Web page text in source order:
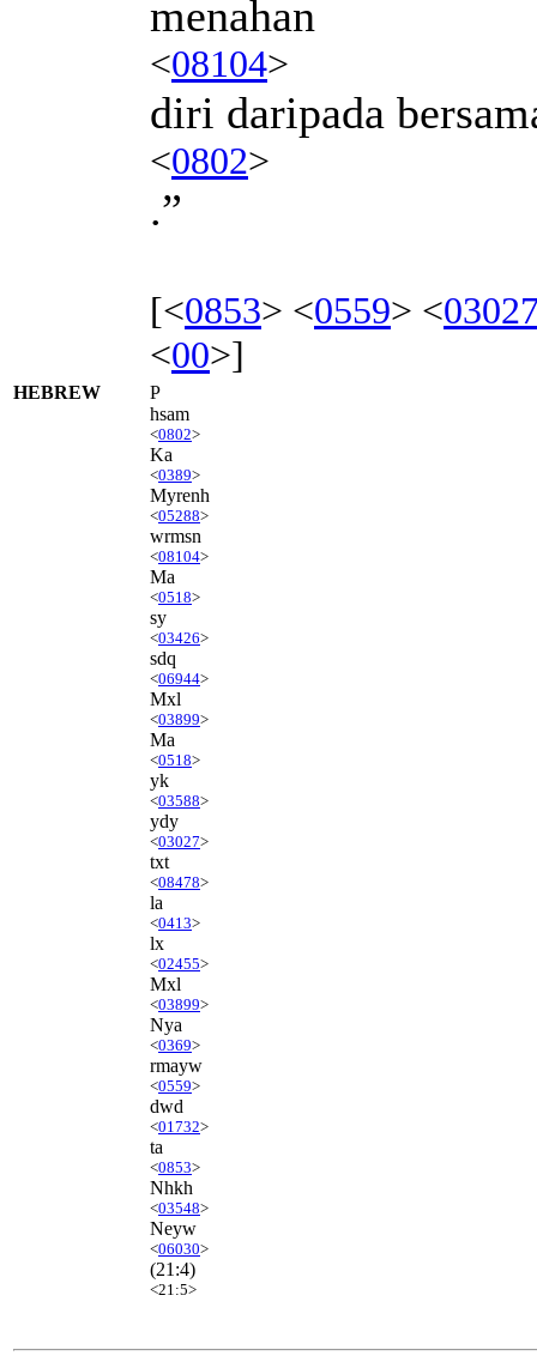
menahan
<08104>
diri daripada
<0802>
.”
[<0853> <0559> <
<00>]
HEBREW
P
hsam
<0802>
Ka
<0389>
Myrenh
<05288>
wrmsn
<08104>
Ma
<0518>
sy
<03426>
sdq
<06944>
Mxl
<03899>
Ma
<0518>
yk
<03588>
ydy
<03027>
txt
<08478>
la
<0413>
lx
<02455>
Mxl
<03899>
Nya
<0369>
rmayw
<0559>
dwd
<01732>
ta
<0853>
Nhkh
<03548>
Neyw
<06030>
(21:4)
<21:5>